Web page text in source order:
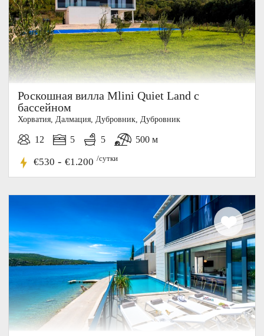
Роскошная вилла Mlini Quiet Land с
бассейном
Хорватия, Далмация, Дубровник, Дубровник
12 5 5 500 м
€530 - €1.200 /сутки